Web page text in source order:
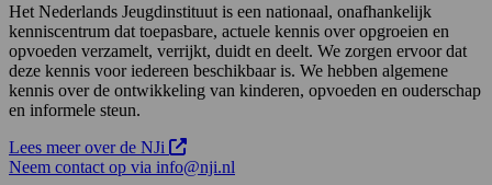
Het Nederlands Jeugdinstituut is een nationaal, onafhankelijk
kenniscentrum dat toepasbare, actuele kennis over opgroeien en
opvoeden verzamelt, verrijkt, duidt en deelt. We zorgen ervoor dat
deze kennis voor iedereen beschikbaar is. We hebben algemene
kennis over de ontwikkeling van kinderen, opvoeden en ouderschap
en informele steun.
Lees meer over de NJi Opens in new tab:
Deze link opent in een nieuw tabblad
Neem contact op via info@nji.nl